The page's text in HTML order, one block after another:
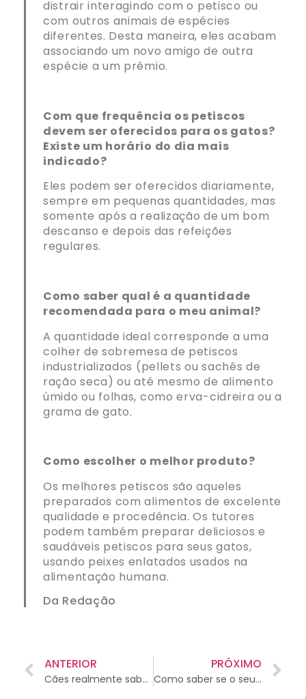
distrair interagindo com o petisco ou
com outros animais de espécies
diferentes. Desta maneira, eles acabam
associando um novo amigo de outra
espécie a um prêmio.
Com que frequência os petiscos
devem ser oferecidos para os gatos?
Existe um horário do dia mais
indicado?
Eles podem ser oferecidos diariamente,
sempre em pequenas quantidades, mas
somente após a realização de um bom
descanso e depois das refeições
regulares.
Como saber qual é a quantidade
recomendada para o meu animal?
A quantidade ideal corresponde a uma
colher de sobremesa de petiscos
industrializados (pellets ou sachês de
ração seca) ou até mesmo de alimento
úmido ou folhas, como erva-cidreira ou a
grama de gato.
Como escolher o melhor produto?
Os melhores petiscos são aqueles
preparados com alimentos de excelente
qualidade e procedência. Os tutores
podem também preparar deliciosos e
saudáveis petiscos para seus gatos,
usando peixes enlatados usados na
alimentação humana.
Da Redação
ANTERIOR
Cães realmente sabem quando uma pessoa não é confiável?
PRÓXIMO
Como saber se o seu gato está feliz?